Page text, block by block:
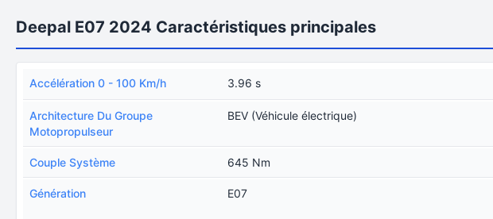
Deepal E07 2024 Caractéristiques principales
Accélération 0 - 100 Km/h 3.96 s
Architecture Du Groupe
Motopropulseur
BEV (Véhicule électrique)
Couple Système 645 Nm
Génération E07